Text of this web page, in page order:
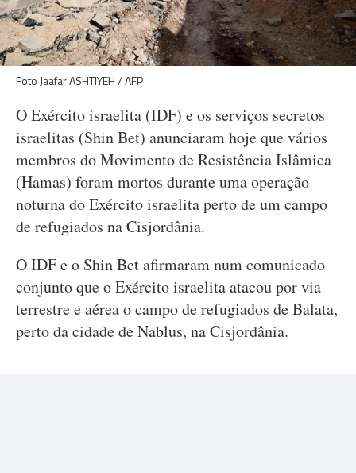
Foto Jaafar ASHTIYEH / AFP
O Exército israelita (IDF) e os serviços secretos
israelitas (Shin Bet) anunciaram hoje que vários
membros do Movimento de Resistência Islâmica
(Hamas) foram mortos durante uma operação
noturna do Exército israelita perto de um campo
de refugiados na Cisjordânia.
O IDF e o Shin Bet afirmaram num comunicado
conjunto que o Exército israelita atacou por via
terrestre e aérea o campo de refugiados de Balata,
perto da cidade de Nablus, na Cisjordânia.